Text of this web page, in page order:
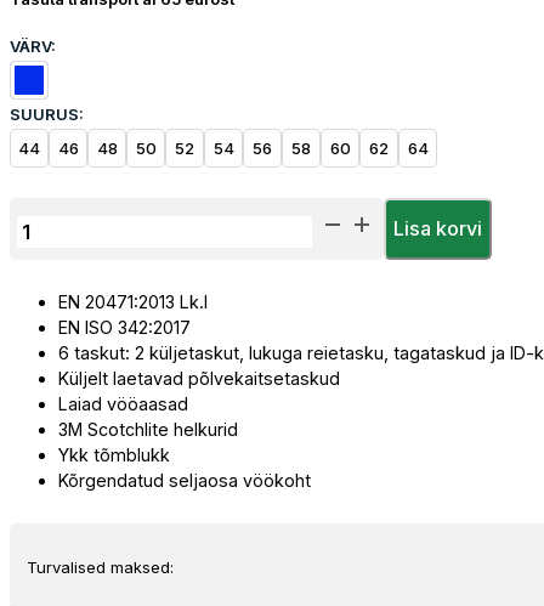
VÄRV:
SUURUS:
44
46 48 50 52 54 56 58 60 62 64
Talvepüksid
Vis
kogus
Lisa korvi
EN 20471:2013 Lk.l
EN ISO 342:2017
6 taskut: 2 küljetaskut, lukuga reietasku, tagataskud ja ID-
Küljelt laetavad põlvekaitsetaskud
Laiad vööaasad
3M Scotchlite helkurid
Ykk tõmblukk
Kõrgendatud seljaosa vöökoht
Turvalised maksed: